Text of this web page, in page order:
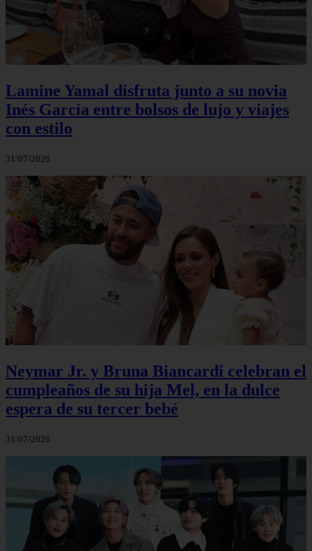
Lamine Yamal disfruta junto a su novia
Inés García entre bolsos de lujo y viajes
con estilo
31/07/2026
Neymar Jr. y Bruna Biancardi celebran el
cumpleaños de su hija Mel, en la dulce
espera de su tercer bebé
31/07/2026